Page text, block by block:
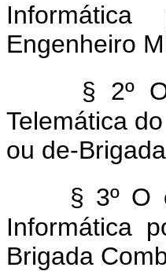
Engenheiro
§ 2º
Telemática
ou de-
§ 3º O
Informática
Brigada